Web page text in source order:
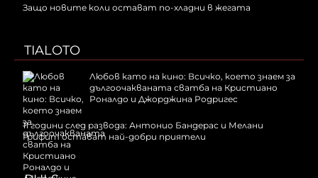
Защо новите коли остават по-хладни в жегата
TIALOTO
Любов като на кино: Всичко, което знаем за
дългоочакваната сватба на Кристиано
Роналдо и Джорджина Родригес
11 години след развода: Антонио Бандерас и Мелани
Грифит остават най-добри приятели